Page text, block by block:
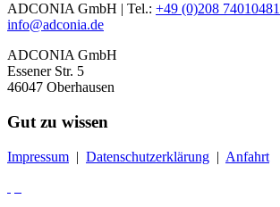
ADCONIA GmbH | Tel.: +49 (0)208 74010481
info@adconia.de
ADCONIA GmbH
Essener Str. 5
46047 Oberhausen
Gut zu wissen
Impressum | Datenschutzerklärung | Anfahrt